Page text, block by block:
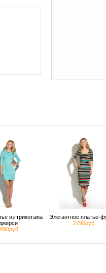
из трикотажа
джерси
Элегантное платье-
2790руб.